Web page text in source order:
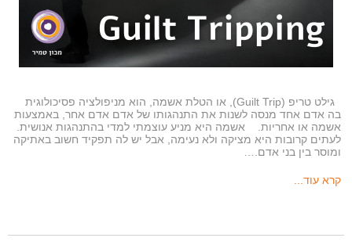
גילט טריפ (Guilt Trip), או הטלת אשמה, הוא מניפולציה פסיכולוגית
בה אדם אחד מנסה לשנות את התנהגותו של אדם אדם אחר, באמצעות
אשמה או אחריות. אשמה היא מניע עוצמתי למדי בהתנהגות אנושית.
לעתים קרובות היא מציקה ולא נעימה, אבל יש לה תפקיד חשוב באתיקה
ומוסר בין בני אדם.…
קרא עוד...